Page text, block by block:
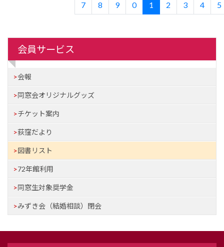
7
8
9
0
1
2
3
4
5
会員サービス
会報
同窓会オリジナルグッズ
チケット案内
荻窪だより
図書リスト
72年館利用
同窓生対象奨学金
みずき会（結婚相談）閉会